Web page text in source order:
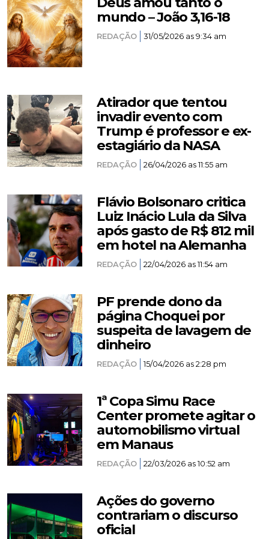
mundo – João 3,16-18
REDAÇÃO 31/05/2026 as 9:34 am
Atirador que tentou
invadir evento com
Trump é professor e ex-
estagiário da NASA
REDAÇÃO 26/04/2026 as 11:55 am
Flávio Bolsonaro critica
Luiz Inácio Lula da Silva
após gasto de R$ 812 mil
em hotel na Alemanha
REDAÇÃO 22/04/2026 as 11:54 am
PF prende dono da
página Choquei por
suspeita de lavagem de
dinheiro
REDAÇÃO 15/04/2026 as 2:28 pm
1ª Copa Simu Race
Center promete agitar o
automobilismo virtual
em Manaus
REDAÇÃO 22/03/2026 as 10:52 am
Ações do governo
contrariam o discurso
oficial